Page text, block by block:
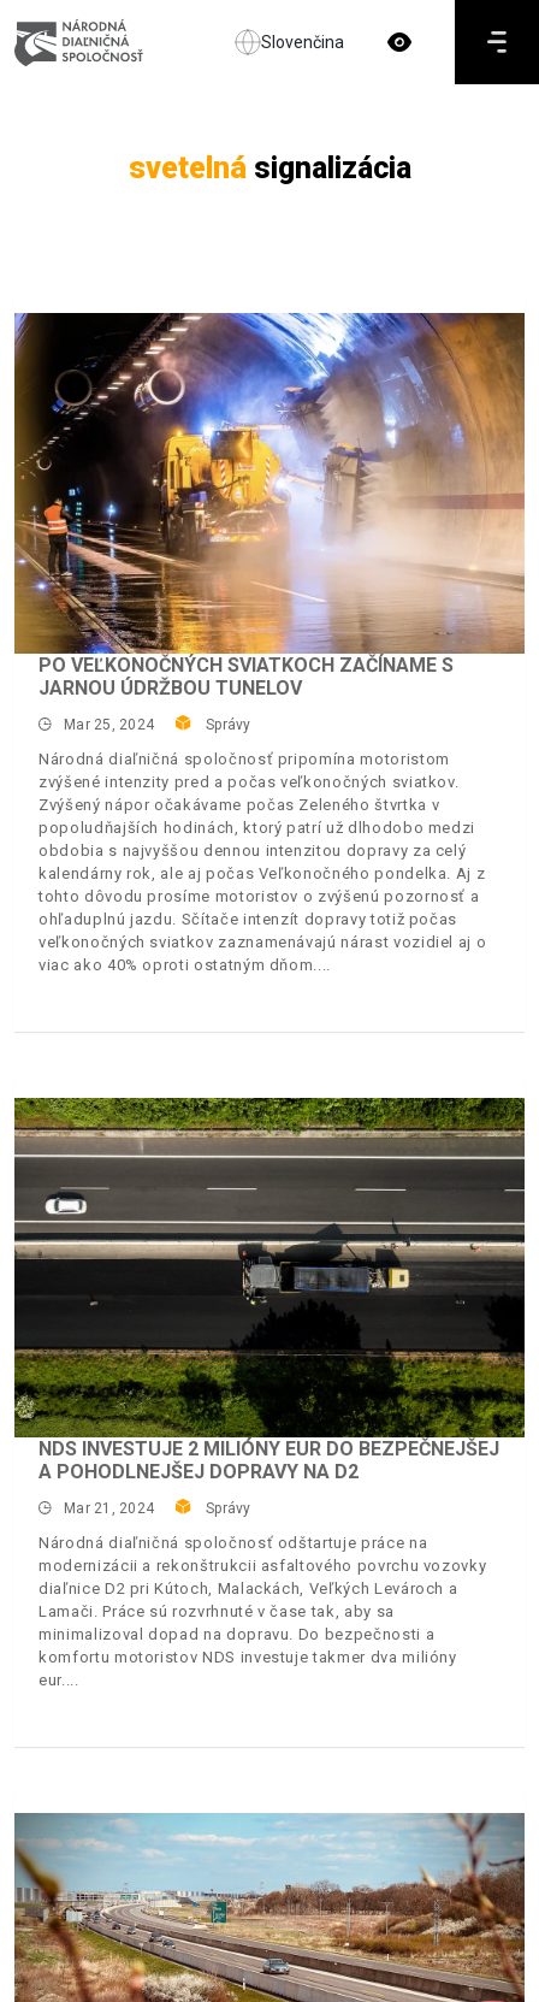
Slovenčina
svetelnásignalizácia
PO VEĽKONOČNÝCH SVIATKOCH ZAČÍNAME S
JARNOU ÚDRŽBOU TUNELOV
Mar 25, 2024 Správy
Národná diaľničná spoločnosť pripomína motoristom
zvýšené intenzity pred a počas veľkonočných sviatkov.
Zvýšený nápor očakávame počas Zeleného štvrtka v
popoludňajších hodinách, ktorý patrí už dlhodobo medzi
obdobia s najvyššou dennou intenzitou dopravy za celý
kalendárny rok, ale aj počas Veľkonočného pondelka. Aj z
tohto dôvodu prosíme motoristov o zvýšenú pozornosť a
ohľaduplnú jazdu. Sčítače intenzít dopravy totiž počas
veľkonočných sviatkov zaznamenávajú nárast vozidiel aj o
viac ako 40% oproti ostatným dňom.
NDS INVESTUJE 2 MILIÓNY EUR DO BEZPEČNEJŠEJ
A POHODLNEJŠEJ DOPRAVY NA D2
Mar 21, 2024 Správy
Národná diaľničná spoločnosť odštartuje práce na
modernizácii a rekonštrukcii asfaltového povrchu vozovky
diaľnice D2 pri Kútoch, Malackách, Veľkých Levároch a
Lamači. Práce sú rozvrhnuté v čase tak, aby sa
minimalizoval dopad na dopravu. Do bezpečnosti a
komfortu motoristov NDS investuje takmer dva milióny
eur.